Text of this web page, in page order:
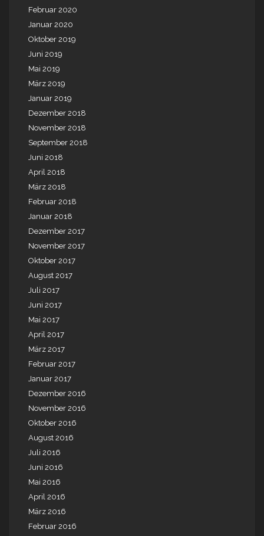
Februar 2020
Januar 2020
Oktober 2019
Juni 2019
Mai 2019
März 2019
Januar 2019
Dezember 2018
November 2018
September 2018
Juni 2018
April 2018
März 2018
Februar 2018
Januar 2018
Dezember 2017
November 2017
Oktober 2017
August 2017
Juli 2017
Juni 2017
Mai 2017
April 2017
März 2017
Februar 2017
Januar 2017
Dezember 2016
November 2016
Oktober 2016
August 2016
Juli 2016
Juni 2016
Mai 2016
April 2016
März 2016
Februar 2016